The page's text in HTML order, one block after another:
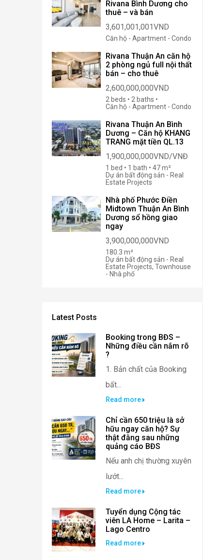
Rivana Bình Dương cho
thuê – và bán
3,601,001,001VND
Căn hộ - Apartment - Condo
Rivana Thuận An căn hộ
2 phòng ngủ full nội thất
bán – cho thuê
2,600,000,000VND
2 beds • 2 baths •
Căn hộ - Apartment - Condo
Rivana Thuận An Bình
Dương – Căn hộ KHANG
TRANG mặt tiền QL.13
1,900,000,000VND/VNĐ
1 bed • 1 bath • 47 m²
Dự án bất động sản - Real
Estate Projects
Nhà phố Phước Điền
Midtown Thuận An Bình
Dương sổ hồng giao
ngay
3,900,000,000VND
180.3 m²
Dự án bất động sản - Real
Estate Projects, Townhouse
- Nhà phố
Latest Posts
Booking trong BĐS –
Những điều cần nắm rõ
?
1. Bản chất của Booking
bất...
Read more
Chỉ cần 650 triệu là sở
hữu ngay căn hộ? Sự
thật đằng sau những
quảng cáo BĐS
Nếu anh chị thường xuyên
lướt...
Read more
Tuyển dụng Cộng tác
viên LA Home – Larita –
Lago Centro
Read more